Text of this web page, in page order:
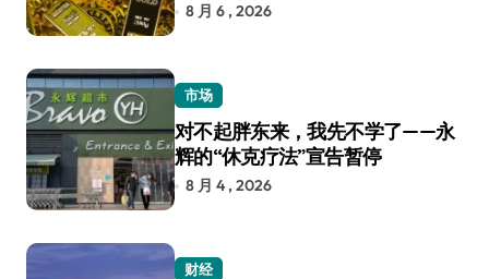
8 月 6 , 2026
市场
对不起胖东来，我先不学了——永
辉的“休克疗法”宣告暂停
8 月 4 , 2026
财经